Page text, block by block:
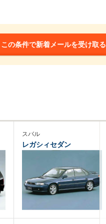
この条件で新着メールを受け取る
スバル
レガシィセダン